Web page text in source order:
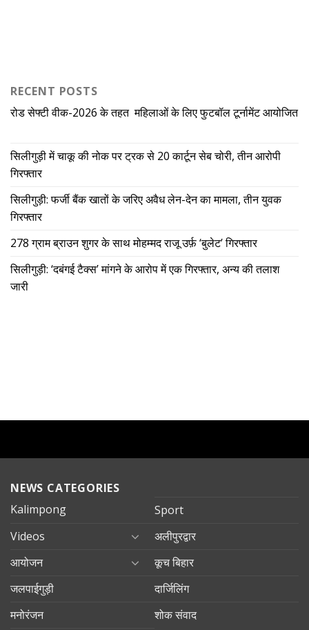
RECENT POSTS
रोड सेफ्टी वीक-2026 के तहत महिलाओं के लिए फुटबॉल टूर्नामेंट आयोजित
सिलीगुड़ी में चाकू की नोक पर ट्रक से 20 कार्टून सेब चोरी, तीन आरोपी
गिरफ्तार
सिलीगुड़ी: फर्जी बैंक खातों के जरिए अवैध लेन-देन का मामला, तीन युवक
गिरफ्तार
278 ग्राम ब्राउन शुगर के साथ मोहम्मद राजू उर्फ़ ‘बुलेट’ गिरफ्तार
सिलीगुड़ी: ‘दबंगई टैक्स’ मांगने के आरोप में एक गिरफ्तार, अन्य की तलाश
जारी
NEWS CATEGORIES
Kalimpong
Sport
Videos
अलीपुरद्वार
आयोजन
कूच बिहार
जलपाईगुड़ी
दार्जिलिंग
मनोरंजन
शोक संवाद